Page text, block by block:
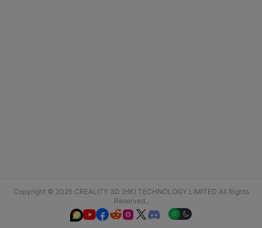
Copyright © 2025 CREALITY 3D (HK) TECHNOLOGY LIMITED All Rights
Reserved.,
  